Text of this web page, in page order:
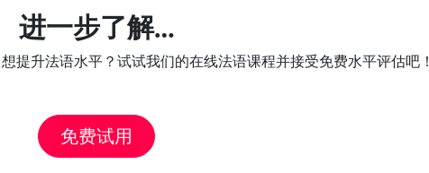
进一步了解…
提升法语水平？试试我们的在线法语课程并接受免费水平评估吧！
免费试用